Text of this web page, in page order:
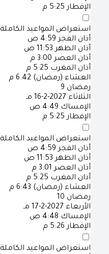
الإفطار 5:25 م
استعراض المواعيد الكاملة
أذان الفجر 4:59 ص
أذان الظهر 11:53 ص
أذان العصر 3:00 م
أذان المغرب 5:25 م
العشاء (رمضان) 6:42 م
رمضان 9
الثلاثاء 2027-2-16 مـ
الإمساك 4:49 ص
الإفطار 5:25 م
استعراض المواعيد الكاملة
أذان الفجر 4:59 ص
أذان الظهر 11:53 ص
أذان العصر 3:01 م
أذان المغرب 5:25 م
العشاء (رمضان) 6:43 م
رمضان 10
الأربعاء 2027-2-17 مـ
الإمساك 4:48 ص
الإفطار 5:26 م
استعراض المواعيد الكاملة